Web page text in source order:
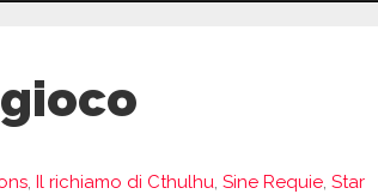
,Il richiamo di Cthulhu,Sine Requie,Star